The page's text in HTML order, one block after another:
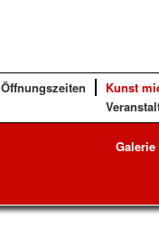
Öffnungszeiten
Kunst